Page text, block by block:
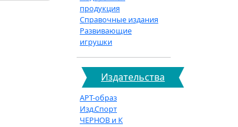
продукция
Справочные издания
Развивающие
игрушки
Издательства
АРТ-образ
Изд.Спорт
ЧЕРНОВ и К